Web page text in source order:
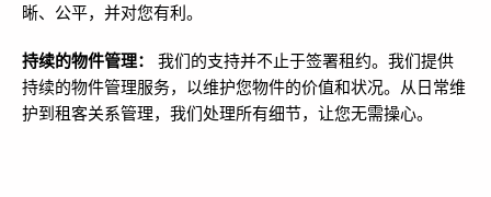
晰、公平，并对您有利。
持续的物件管理：
我们的支持并不止于签署租约。我们提供
持续的物件管理服务，以维护您物件的价值和状况。从日常维
护到租客关系管理，我们处理所有细节，让您无需操心。